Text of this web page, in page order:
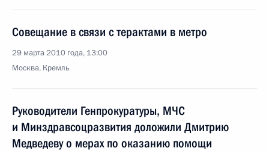
Совещание в связи с терактами в метро
29 марта 2010 года, 13:00
Москва, Кремль
Руководители Генпрокуратуры, МЧС
и Минздравсоцразвития доложили Дмитрию
Медведеву о мерах по оказанию помощи